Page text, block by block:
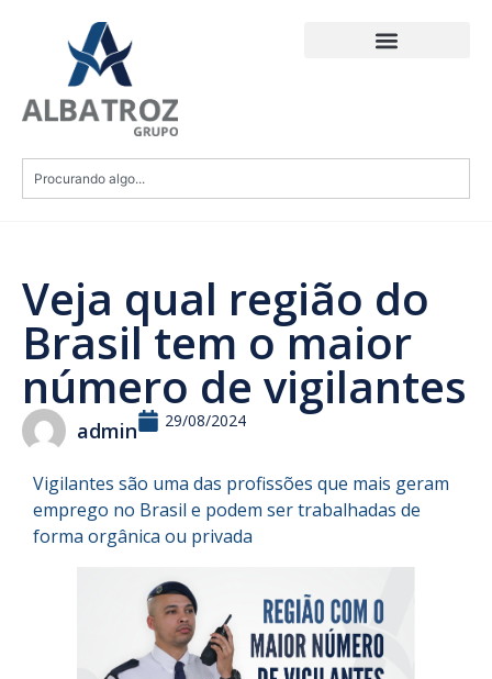
Veja qual região do
Brasil tem o maior
número de vigilantes
admin 29/08/2024
Vigilantes são uma das profissões que mais geram
emprego no Brasil e podem ser trabalhadas de
forma orgânica ou privada